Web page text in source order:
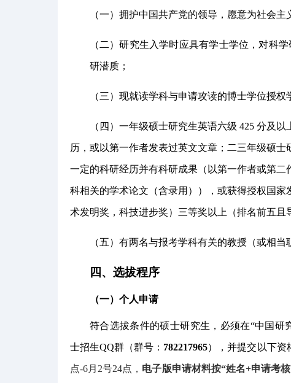
（一） 拥护中国共产党的领导，愿意为社会
（二）研究生入学时应具有学士学位，对科
研潜质；
（三）现就读学科与申请攻读的博士学位授权
（四）一年级硕士研究生英语六级 425 分及以
历，或以第一作者发表过英文文章；二三年级硕
一定的科研经历并有科研成果（ 以第一作者或第二
科相关的学术论文 （含录用） ） ，或获得授权国家
术发明奖 ，科技进步奖）三等奖 以上（排名前五且
（五）有两名与报考学科有关的教授（或相当
四、选拔程序
（一）个人申请
符合选拔条件的硕士研究生，必须在“中国研
士招生QQ群（群号： 782217965），并提交以下资
点-6月2号24点， 电子版申请材料按“姓名+申请考核